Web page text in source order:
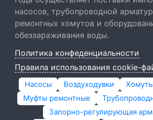
насосов, трубопроводной
ремонтных хомутов и
обеззараживания воды.
Политика конфеденциальности
Правила использования cookie-
Насосы Воздуходувки
Муфты ремонтные
Запорно-регулирующая